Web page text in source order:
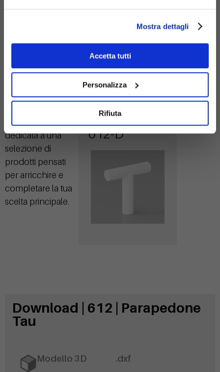
Mostra dettagli
Accetta tutti
Personalizza
Rifiuta
Prodotti
Ecco un'area
dedicata a una
selezione di
prodotti pensati
per arricchire e
completare la tua
scelta principale.
Dissuasore
Tau
612-D
Download | 612 | Parapedone
Tau
Modello 3D .dxf